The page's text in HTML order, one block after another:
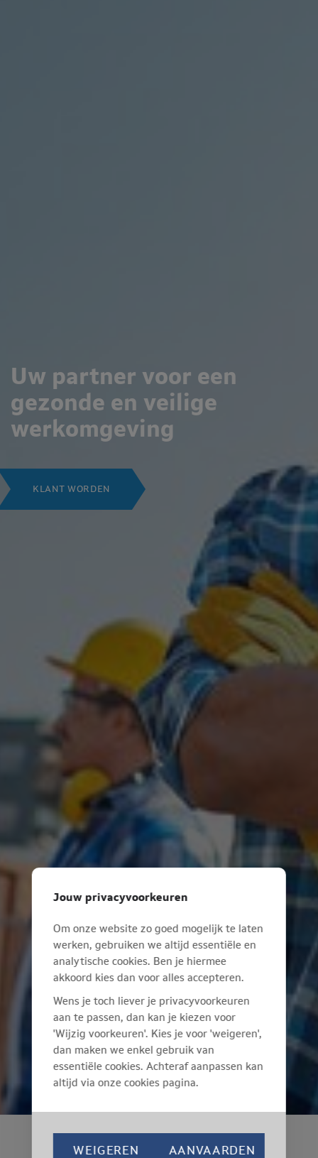
Uw partner voor een
gezonde en veilige
werkomgeving
KLANT WORDEN
Jouw privacyvoorkeuren
Om onze website zo goed mogelijk te laten
werken, gebruiken we altijd essentiële en
analytische cookies. Ben je hiermee
akkoord kies dan voor alles accepteren.
Wens je toch liever je privacyvoorkeuren
aan te passen, dan kan je kiezen voor
'Wijzig voorkeuren'. Kies je voor 'weigeren',
dan maken we enkel gebruik van
essentiële cookies. Achteraf aanpassen kan
altijd via onze cookies pagina.
WEIGEREN AANVAARDEN